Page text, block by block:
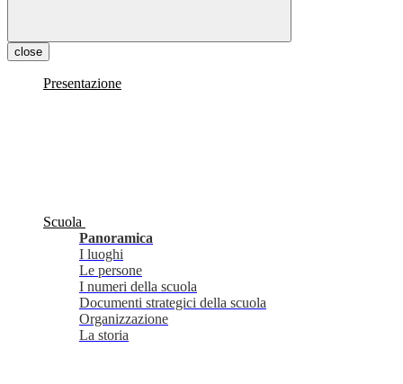
close
Presentazione
Scuola
Panoramica
I luoghi
Le persone
I numeri della scuola
Documenti strategici della scuola
Organizzazione
La storia